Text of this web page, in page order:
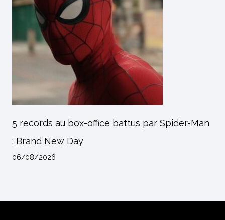
5 records au box-office battus par Spider-Man
: Brand New Day
06/08/2026